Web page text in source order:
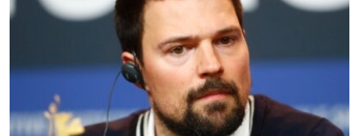
СИБИРЬ.РЕАЛИИ
РАСПИСАНИЕ ВЕЩАНИЯ
ПОДПИШИТЕСЬ НА РАССЫЛКУ
СОЦИАЛЬНЫЕ СЕТИ